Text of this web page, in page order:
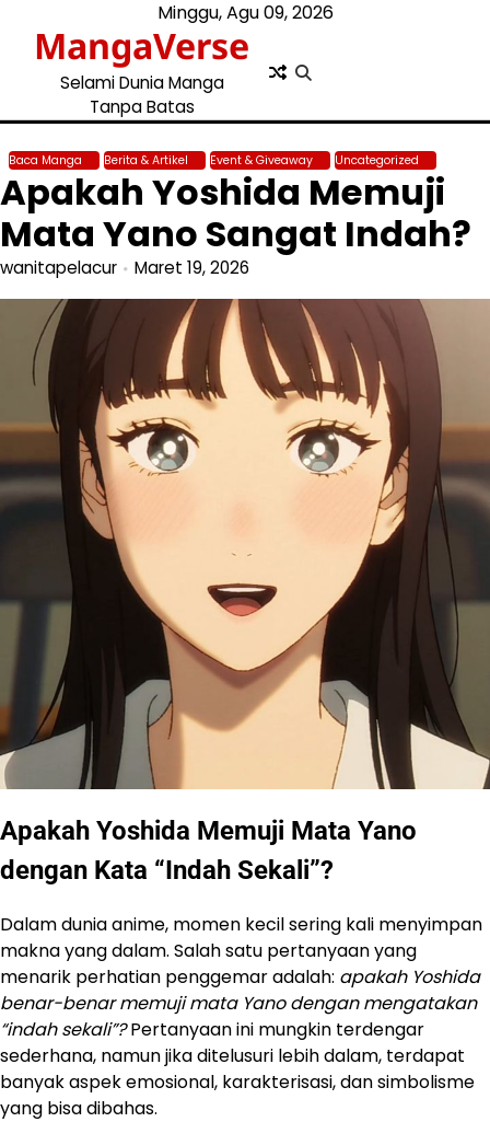
content
Minggu, Agu 09, 2026
MangaVerse
Selami Dunia Manga
Tanpa Batas
Baca Manga Berita & Artikel Event & Giveaway Uncategorized
Apakah Yoshida Memuji
Mata Yano Sangat Indah?
wanitapelacur Maret 19, 2026
Apakah Yoshida Memuji Mata Yano
dengan Kata “Indah Sekali”?
Dalam dunia anime, momen kecil sering kali menyimpan
makna yang dalam. Salah satu pertanyaan yang
menarik perhatian penggemar adalah: apakah Yoshida
benar-benar memuji mata Yano dengan mengatakan
“indah sekali”?Pertanyaan ini mungkin terdengar
sederhana, namun jika ditelusuri lebih dalam, terdapat
banyak aspek emosional, karakterisasi, dan simbolisme
yang bisa dibahas.